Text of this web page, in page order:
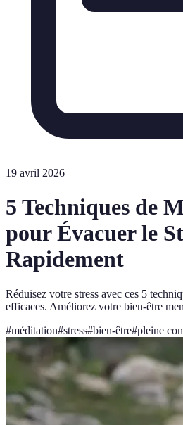
19 avril 2026
5 Techniques de
pour Évacuer le
Rapidement
Réduisez votre stress avec ces 5
efficaces. Améliorez votre bien-être
#méditation#stress#bien-être#pleine